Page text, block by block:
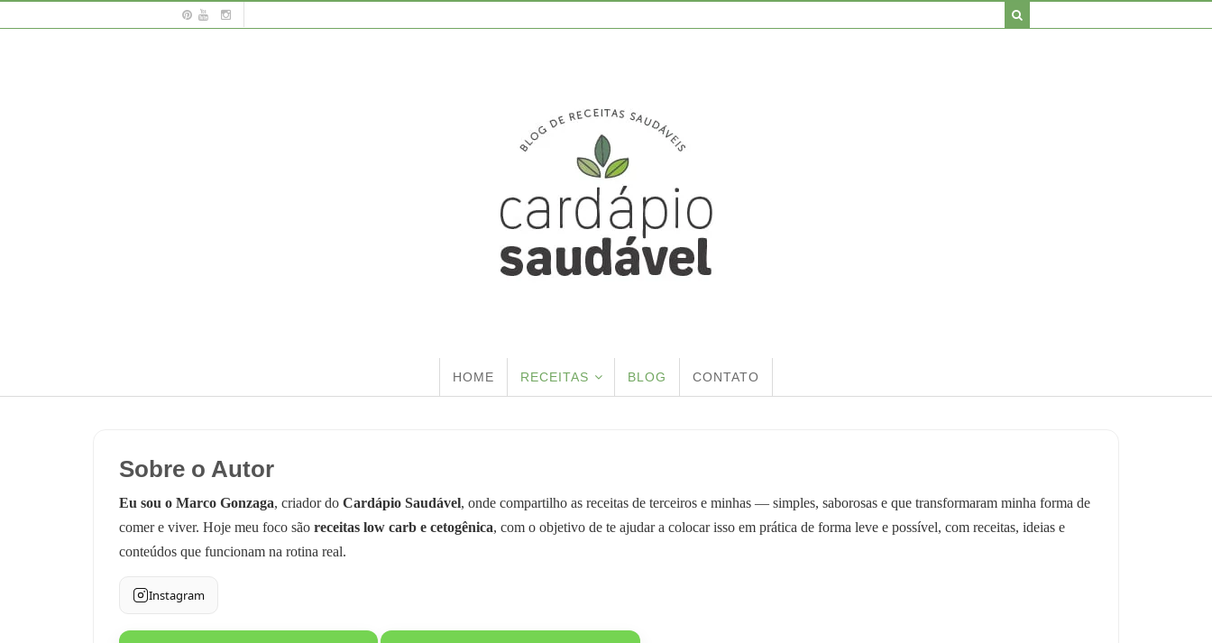
HOME RECEITAS BLOG CONTATO
Sobre o Autor
Eu sou o Marco Gonzaga, criador do Cardápio Saudável, onde compartilho as receitas de terceiros e minhas — simples, saborosas e que transformaram minha forma de
comer e viver. Hoje meu foco são receitas low carb e cetogênica, com o objetivo de te ajudar a colocar isso em prática de forma leve e possível, com receitas, ideias e
conteúdos que funcionam na rotina real.
Instagram